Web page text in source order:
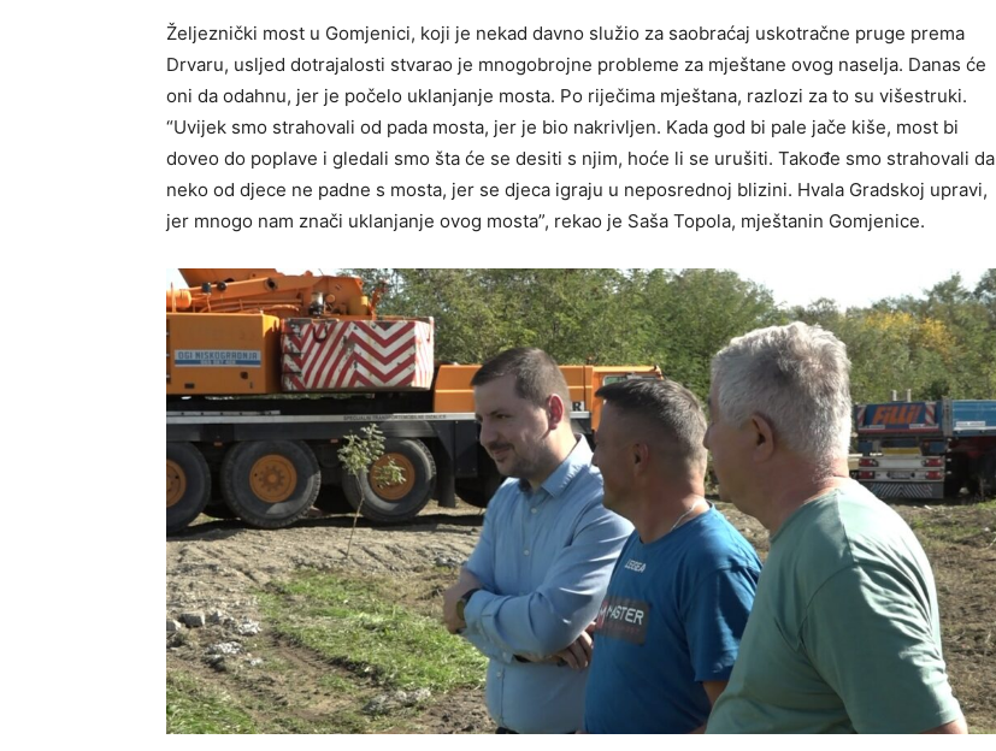
Željeznički most u Gomjenici, koji je nekad davno služio za saobraćaj uskotračne pruge prema
Drvaru, usljed dotrajalosti stvarao je mnogobrojne probleme za mještane ovog naselja. Danas će
oni da odahnu, jer je počelo uklanjanje mosta. Po riječima mještana, razlozi za to su višestruki.
“Uvijek smo strahovali od pada mosta, jer je bio nakrivljen. Kada god bi pale jače kiše, most bi
doveo do poplave i gledali smo šta će se desiti s njim, hoće li se urušiti. Takođe smo strahovali da
neko od djece ne padne s mosta, jer se djeca igraju u neposrednoj blizini. Hvala Gradskoj upravi,
jer mnogo nam znači uklanjanje ovog mosta”, rekao je Saša Topola, mještanin Gomjenice.